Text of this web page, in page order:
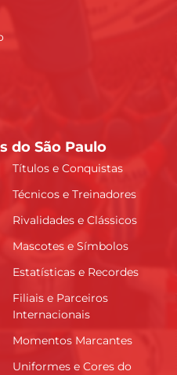
do São Paulo
Títulos e Conquistas
Técnicos e Treinadores
Rivalidades e Clássicos
Mascotes e Símbolos
Estatísticas e Recordes
Filiais e Parceiros
Internacionais
Momentos Marcantes
Uniformes e Cores do